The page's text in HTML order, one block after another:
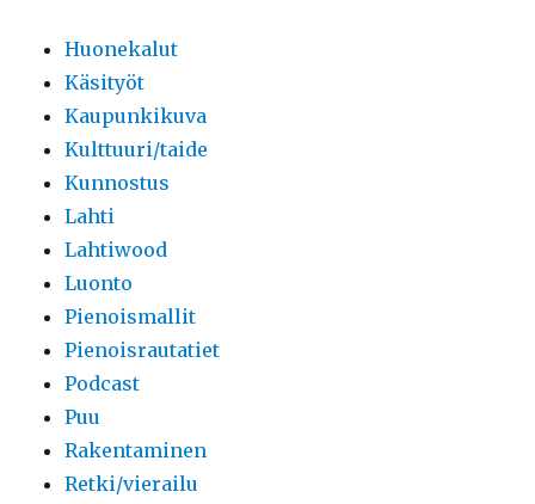
Huonekalut
Käsityöt
Kaupunkikuva
Kulttuuri/taide
Kunnostus
Lahti
Lahtiwood
Luonto
Pienoismallit
Pienoisrautatiet
Podcast
Puu
Rakentaminen
Retki/vierailu